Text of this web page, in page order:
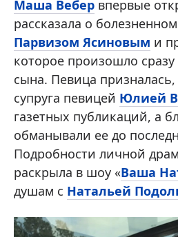
Маша Вебер впервые
рассказала о
Парвизом Ясиновым и
которое произошло
сына. Певица
супруга певицей Юлией
газетных публикаций, а
обманывали ее до
Подробности личной
раскрыла в шоу «Ваша
душам с Натальей